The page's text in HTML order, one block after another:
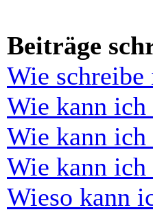
Beiträge
Wie schreibe
Wie kann ich
Wie kann ich
Wie kann ich
Wieso kann